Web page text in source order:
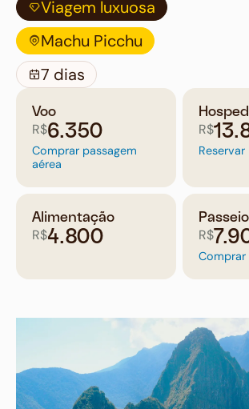
Viagem luxuosa
Machu Picchu
7 dias
Voo
R$6.350
Comprar passagem
aérea
R$
Alimentação
R$4.800 R$
Comprar